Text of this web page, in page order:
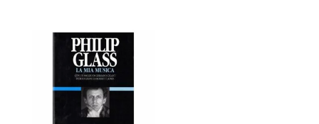
€35,00.€18,00.